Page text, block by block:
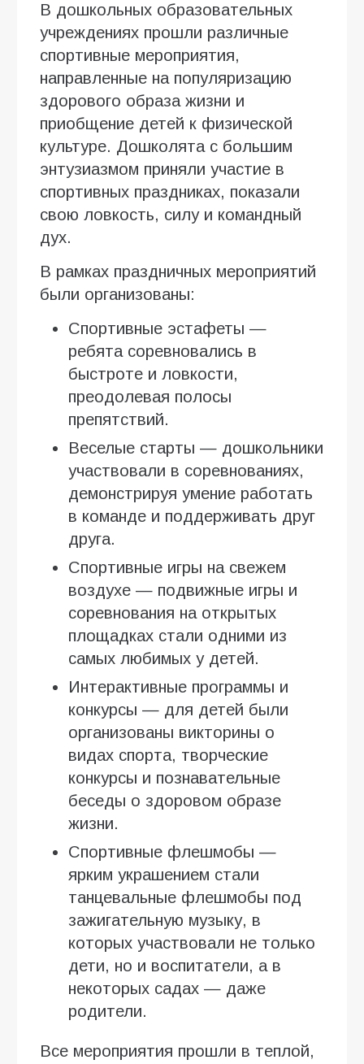
В дошкольных образовательных
учреждениях прошли различные
спортивные мероприятия,
направленные на популяризацию
здорового образа жизни и
приобщение детей к физической
культуре. Дошколята с большим
энтузиазмом приняли участие в
спортивных праздниках, показали
свою ловкость, силу и командный
дух.
В рамках праздничных мероприятий
были организованы:
Спортивные эстафеты —
ребята соревновались в
быстроте и ловкости,
преодолевая полосы
препятствий.
Веселые старты — дошкольники
участвовали в соревнованиях,
демонстрируя умение работать
в команде и поддерживать друг
друга.
Спортивные игры на свежем
воздухе — подвижные игры и
соревнования на открытых
площадках стали одними из
самых любимых у детей.
Интерактивные программы и
конкурсы — для детей были
организованы викторины о
видах спорта, творческие
конкурсы и познавательные
беседы о здоровом образе
жизни.
Спортивные флешмобы —
ярким украшением стали
танцевальные флешмобы под
зажигательную музыку, в
которых участвовали не только
дети, но и воспитатели, а в
некоторых садах — даже
родители.
Все мероприятия прошли в теплой,